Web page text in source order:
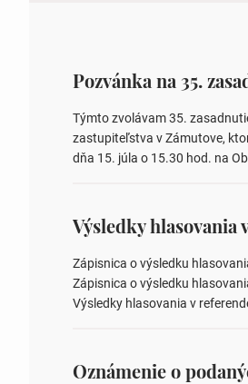
Týmto zvolávam 35.
zastupiteľstva v Zámutove,
dňa 15. júla o 15.30 hod. na
overovateľov zápisnice 3.
obvodov pre voľby poslancov
zastupiteľstiev, počtu
zastupiteľstiev v nich 4.
obecného pozemku –…
Zápisnica o výsledku
Zápisnica o výsledku
Výsledky hlasovania v
ysledky.html